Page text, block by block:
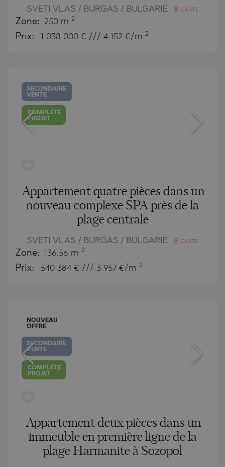
SVETI VLAS / BURGAS / BULGARIE CARTE
Zone: 250 m 2
Prix: 1 038 000 € /// 4 152 €/m 2
SECONDAIRE
VENTE
COMPLÉTÉ
PROJET
Appartement quatre pièces dans un
nouveau complexe SPA près de la
plage centrale
SVETI VLAS / BURGAS / BULGARIE CARTE
Zone: 136.56 m 2
Prix: 540 384 € /// 3 957 €/m 2
NOUVEAU
OFFRE
SECONDAIRE
VENTE
COMPLÉTÉ
PROJET
Appartement deux pièces dans un
immeuble en première ligne de la
plage Harmanite à Sozopol